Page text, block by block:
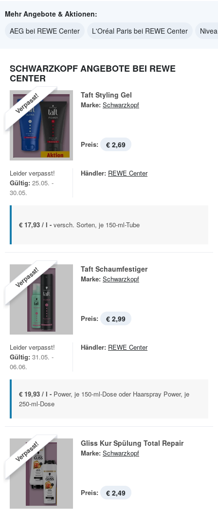
Mehr Angebote & Aktionen:
AEG bei REWE Center
L'Oréal Paris bei REWE Center
SCHWARZKOPF ANGEBOTE BEI REWE
CENTER
Verpasst! Taft Styling Gel
Marke: Schwarzkopf
Preis: € 2,69
Leider verpasst!
Gültig: 25.05. -
30.05.
Händler: REWE Center
€ 17,93 / l - versch. Sorten, je 150-ml-Tube
Verpasst! Taft Schaumfestiger
Marke: Schwarzkopf
Preis: € 2,99
Leider verpasst!
Gültig: 31.05. -
06.06.
Händler: REWE Center
€ 19,93 / l - Power, je 150-ml-Dose oder Haarspray Power, je
250-ml-Dose
Verpasst! Gliss Kur Spülung Total Repair
Marke: Schwarzkopf
Preis: € 2,49